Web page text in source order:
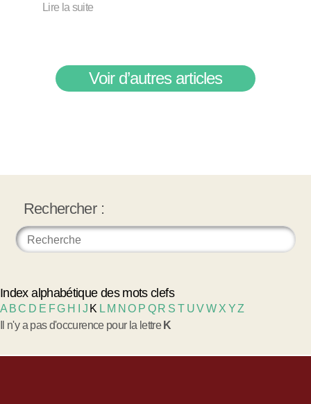
Lire la suite
Voir d’autres articles
Rechercher :
Index alphabétique des mots clefs
A BC D E FG H J K L M NO P Q R S T UVW X YZ
Il n'y a pas d'occurence pour la lettre K